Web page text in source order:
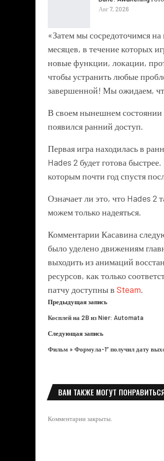
Авг 7, 2026
«Затем мы сосредоточимся
месяцев, в течение которых
новые функции, локации,
чтобы устранить любые
завершенной! Мы ожидаем,
В своем нынешнем состоянии
появился ранний доступ.
Первая игра находилась в
Hades 2 будет готова
которым почти год спустя
Означает ли это, что Hades 2
можем только надеяться.
Комментарии Касавина
было уделено движениям
выходить из анимаций
ресурсов, как только
патчу доступны в Steam.
Предыдущая запись
Косплей на 2B из Nier: Automata
Следующая запись
Фильм » Формула-1″ получил дату
ВАМ ТАКЖЕ МОГУТ
Комментарии закрыты.